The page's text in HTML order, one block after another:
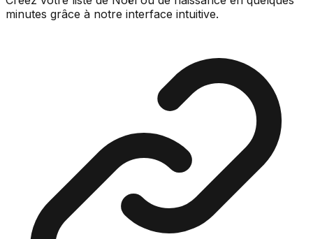
minutes grâce à notre interface intuitive.